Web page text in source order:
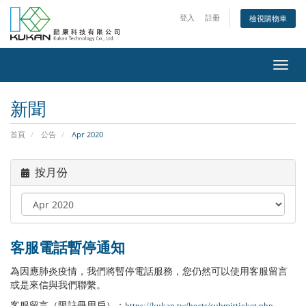
登入 註冊 檢視購物車
新聞
首頁 公告 Apr 2020
按月份
客服電話暫停通知
為因應肺炎疫情，我們將暫停電話服務，您仍然可以使用客服留言
或是來信與我們聯繫。